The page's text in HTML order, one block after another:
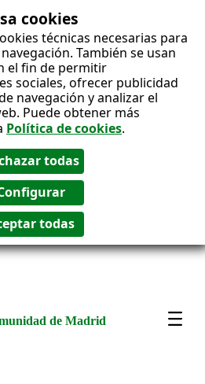
cookies
técnicas necesarias para
También se usan
el fin de permitir
sociales, ofrecer publicidad
navegación y analizar el
Puede obtener más
Política de cookies.
de Madrid